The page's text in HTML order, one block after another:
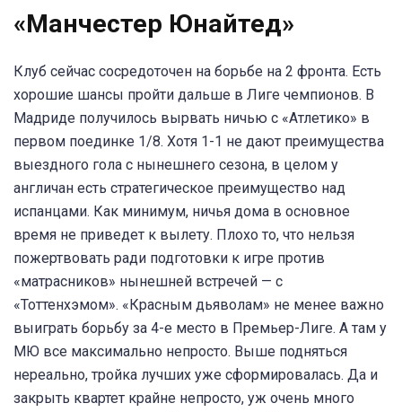
«Манчестер Юнайтед»
Клуб сейчас сосредоточен на борьбе на 2 фронта. Есть
хорошие шансы пройти дальше в Лиге чемпионов. В
Мадриде получилось вырвать ничью с «Атлетико» в
первом поединке 1/8. Хотя 1-1 не дают преимущества
выездного гола с нынешнего сезона, в целом у
англичан есть стратегическое преимущество над
испанцами. Как минимум, ничья дома в основное
время не приведет к вылету. Плохо то, что нельзя
пожертвовать ради подготовки к игре против
«матрасников» нынешней встречей — с
«Тоттенхэмом». «Красным дьяволам» не менее важно
выиграть борьбу за 4-е место в Премьер-Лиге. А там у
МЮ все максимально непросто. Выше подняться
нереально, тройка лучших уже сформировалась. Да и
закрыть квартет крайне непросто, уж очень много